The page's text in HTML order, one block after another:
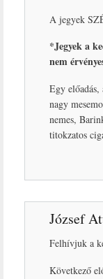
A jegyek
*Jegyek a
nem
Egy
nagy
nemes,
titokzatos
József
Felhívjuk a
Következő